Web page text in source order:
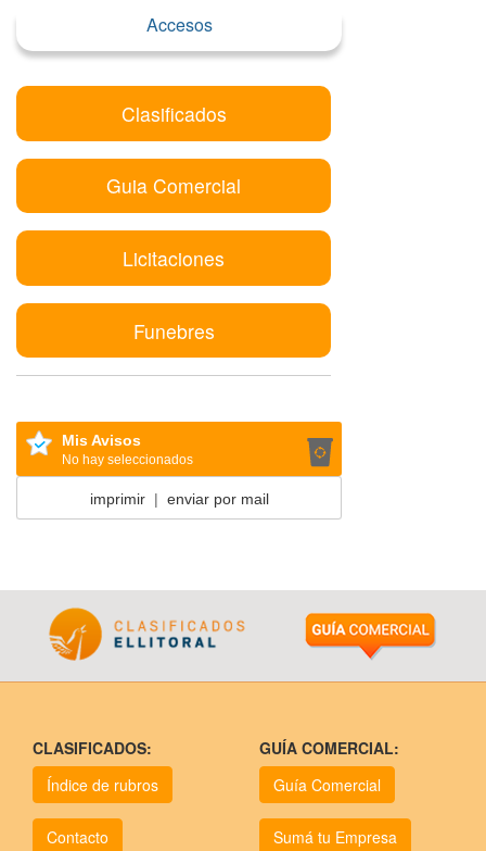
Accesos
Clasificados
Guia Comercial
Licitaciones
Funebres
Mis Avisos
No hay seleccionados
imprimir| enviar por mail
CLASIFICADOS:
Índice de rubros
Contacto
GUÍA COMERCIAL:
Guía Comercial
Sumá tu Empresa